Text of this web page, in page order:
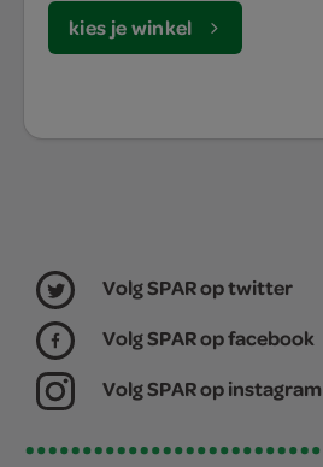
kies je winkel
Volg SPAR op twitter
Volg SPAR op facebook
Volg SPAR op instagram